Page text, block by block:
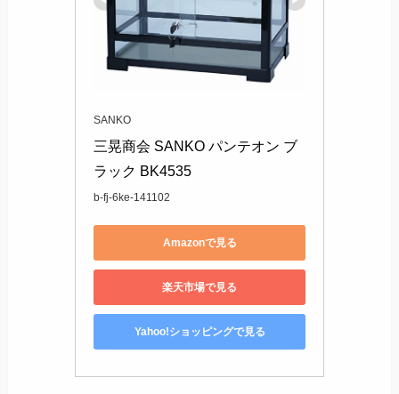
SANKO
三晃商会 SANKO パンテオン ブ
ラック BK4535
b-fj-6ke-141102
Amazonで見る
楽天市場で見る
Yahoo!ショッピングで見る